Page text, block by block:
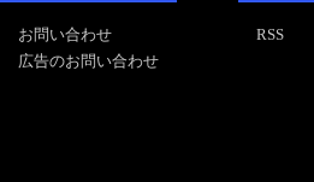
お問い合わせ
広告のお問い合わせ
RSS